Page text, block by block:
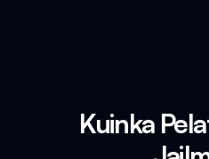
Kuinka